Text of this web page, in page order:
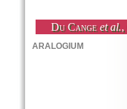
Du Cange et al.,